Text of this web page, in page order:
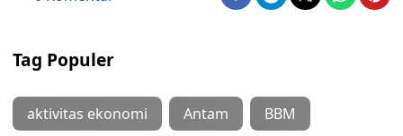
Tag Populer
aktivitas ekonomi Antam BBM